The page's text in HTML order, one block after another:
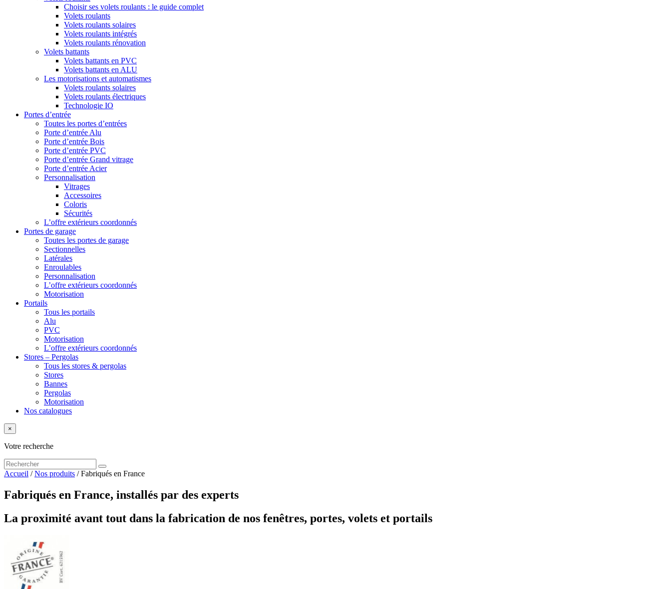
Choisir ses volets roulants : le guide complet
Volets roulants
Volets roulants solaires
Volets roulants intégrés
Volets roulants rénovation
Volets battants
Volets battants en PVC
Volets battants en ALU
Les motorisations et automatismes
Volets roulants solaires
Volets roulants électriques
Technologie IO
Portes d’entrée
Toutes les portes d’entrées
Porte d’entrée Alu
Porte d’entrée Bois
Porte d’entrée PVC
Porte d’entrée Grand vitrage
Porte d’entrée Acier
Personnalisation
Vitrages
Accessoires
Coloris
Sécurités
L’offre extérieurs coordonnés
Portes de garage
Toutes les portes de garage
Sectionnelles
Latérales
Enroulables
Personnalisation
L’offre extérieurs coordonnés
Motorisation
Portails
Tous les portails
Alu
PVC
Motorisation
L’offre extérieurs coordonnés
Stores – Pergolas
Tous les stores & pergolas
Stores
Bannes
Pergolas
Motorisation
Nos catalogues
×
Votre recherche
Accueil /Nos produits /Fabriqués en France
Fabriqués en France, installés par des experts
La proximité avant tout dans la fabrication de nos fenêtres, portes, volets et portails